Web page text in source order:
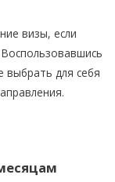
визы, если
выбрать для себя